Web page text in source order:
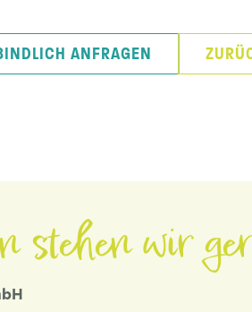
ANFRAGEN
stehen wir